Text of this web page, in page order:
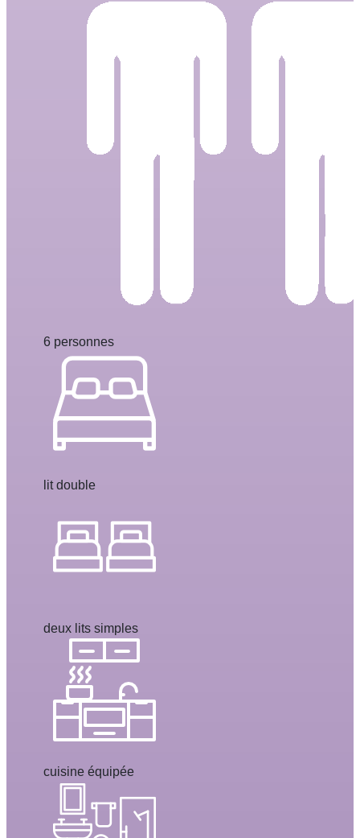
6 personnes
lit double
deux lits simples
cuisine équipée